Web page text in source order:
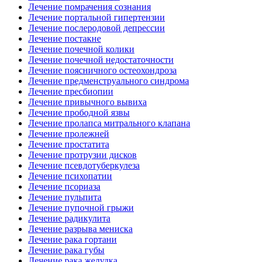
Лечение помрачения сознания
Лечение портальной гипертензии
Лечение послеродовой депрессии
Лечение постакне
Лечение почечной колики
Лечение почечной недостаточности
Лечение поясничного остеохондроза
Лечение предменструального синдрома
Лечение пресбиопии
Лечение привычного вывиха
Лечение прободной язвы
Лечение пролапса митрального клапана
Лечение пролежней
Лечение простатита
Лечение протрузии дисков
Лечение псевдотуберкулеза
Лечение психопатии
Лечение псориаза
Лечение пульпита
Лечение пупочной грыжи
Лечение радикулита
Лечение разрыва мениска
Лечение рака гортани
Лечение рака губы